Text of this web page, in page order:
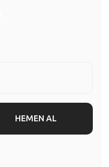
HEMEN AL